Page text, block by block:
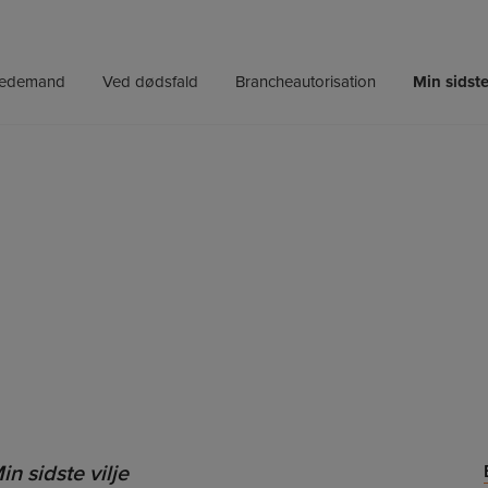
Ved dødsfald Brancheautorisation Min
sidste vilje